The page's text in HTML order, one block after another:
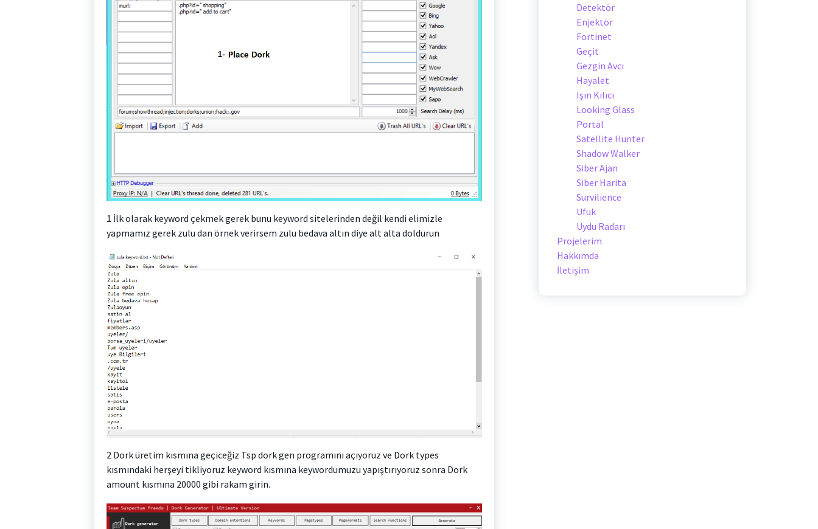
1 İlk olarak keyword çekmek gerek bunu keyword sitelerinden değil kendi elimizle
yapmamız gerek zulu dan örnek verirsem zulu bedava altın diye alt alta doldurun
2 Dork üretim kısmına geçiceğiz Tsp dork gen programını açıyoruz ve Dork types
kısmındaki herşeyi tikliyoruz keyword kısmına keywordumuzu yapıştırıyoruz sonra Dork
amount kısmına 20000 gibi rakam girin.
Detektör
Enjektör
Fortinet
Geçit
Gezgin Avcı
Hayalet
Işın Kılıcı
Looking Glass
Portal
Satellite Hunter
Shadow Walker
Siber Ajan
Siber Harita
Survilience
Ufuk
Uydu Radarı
Projelerim
Hakkımda
İletişim